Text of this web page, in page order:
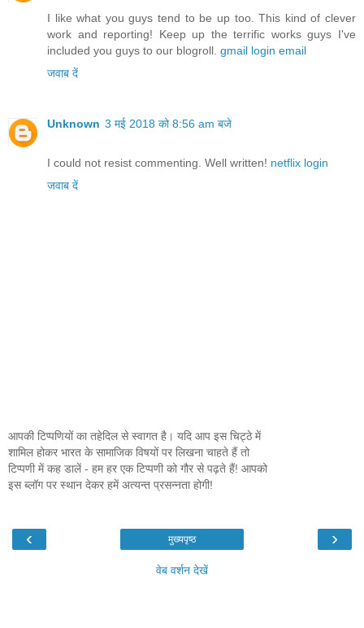
I like what you guys tend to be up too. This kind of clever
work and reporting! Keep up the terrific works guys I've
included you guys to our blogroll. gmail login email
जवाब दें
Unknown 3 मई 2018 को 8:56 am बजे
I could not resist commenting. Well written! netflix login
जवाब दें
आपकी टिप्पणियों का तहेदिल से स्वागत है। यदि आप इस चिट्ठे में
शामिल होकर भारत के सामाजिक विषयों पर लिखना चाहते हैं तो
टिप्पणी में कह डालें - हम हर एक टिप्पणी को गौर से पढ़ते हैं! आपको
इस ब्लॉग पर स्थान देकर हमें अत्यन्त प्रसन्नता होगी!
‹ ›
मुख्यपृष्ठ
वेब वर्शन देखें